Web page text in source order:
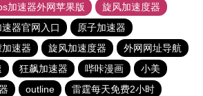
加速器外网苹果版
旋风加速度器
器官网入口
原子加速器
速器 旋风加速度器
外网网址导航
狂飙加速器 哔咔漫画
小美
outline
雷霆每天免费2小时